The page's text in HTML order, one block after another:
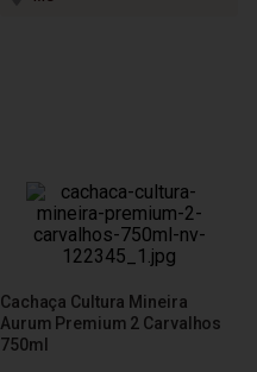
Cachaça Cultura Mineira
Aurum Premium 2 Carvalhos
750ml